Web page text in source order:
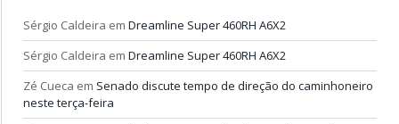
Sérgio Caldeira em Dreamline Super 460RH A6X2
Sérgio Caldeira em Dreamline Super 460RH A6X2
Zé Cueca em Senado discute tempo de direção do caminhoneiro
neste terça-feira